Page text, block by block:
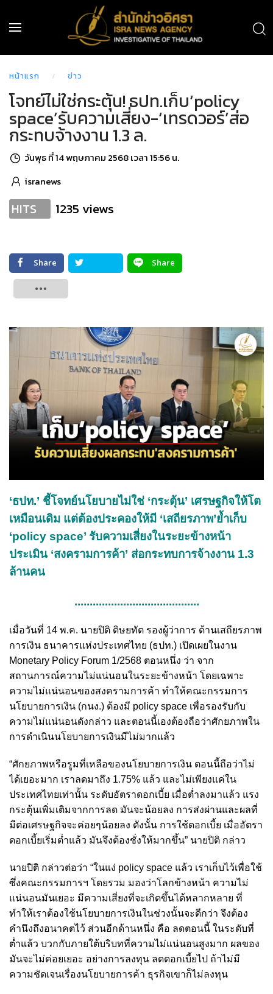
หน้าแรก ข่าว
โจทย์ไม่ใช่กระตุ้น! ธปท.เก็บ‘policy
space’รับความเสี่ยง-‘เทรดวอร์’ส่อ
กระทบจ้างงาน 1.3 ล.
วันพุธ ที่ 14 พฤษภาคม 2568 เวลา 15:56 น.
isranews
HITS 1235 views
Share
Share
‘ธปท.’ ชี้โจทย์นโยบายไม่ใช่ ‘กระตุ้น’ เศรษฐกิจให้โต
เหมือนเดิม แต่ต้องประคองให้มี ‘เสถียรภาพ’ย้ำเก็บ
‘policy space’ รับความเสี่ยงในระยะข้างหน้า
ประเมิน ‘สงครามการค้า’ ส่อกระทบการจ้างงาน 1.3
ล้านคน
.........................................
เมื่อวันที่ 14 พ.ค. นายปิติ ดิษยทัต รองผู้ว่าการ ด้านเสถียรภาพ
การเงิน ธนาคารแห่งประเทศไทย (ธปท.) เปิดเผยในงาน
Monetary Policy Forum 1/2568 ตอนหนึ่ง ว่า จาก
สถานการณ์ความไม่แน่นอนในระยะข้างหน้า โดยเฉพาะ
ความไม่แน่นอนของสงครามการค้า ทำให้คณะกรรมการ
นโยบายการเงิน (กนง.) ต้องมี policy space เพื่อรองรับกับ
ความไม่แน่นอนดังกล่าว และตอนนี้เองต้องถือว่าศักยภาพใน
การดำเนินนโยบายการเงินมีไม่มากแล้ว
“ศักยภาพหรือรูมที่เหลือของนโยบายการเงิน ตอนนี้ถือว่าไม่
ได้เยอะมาก เราลดมาถึง 1.75% แล้ว และไม่เพียงแค่ใน
ประเทศไทยเท่านั้น ระดับอัตราดอกเบี้ย เมื่อต่ำลงมาแล้ว แรง
กระตุ้นเพิ่มเติมจากการลด มันจะน้อยลง การส่งผ่านและผลที่
มีต่อเศรษฐกิจจะค่อยๆน้อยลง ดังนั้น การใช้ดอกเบี้ย เมื่ออัตรา
ดอกเบี้ยเริ่มต่ำแล้ว มันจึงต้องชั่งให้มากขึ้น” นายปิติ กล่าว
นายปิติ กล่าวต่อว่า “ในแง่ policy space แล้ว เราเก็บไว้เพื่อใช้
ซึ่งคณะกรรมการฯ โดยรวม มองว่าโลกข้างหน้า ความไม่
แน่นอนมันเยอะ มีความเสี่ยงที่จะเกิดขึ้นได้หลากหลาย ที่
ทำให้เราต้องใช้นโยบายการเงินในช่วงนั้นจะดีกว่า จึงต้อง
คำนึงถึงอนาคตไว้ ส่วนอีกด้านหนึ่ง คือ ลดตอนนี้ ในระดับที่
ต่ำแล้ว บวกกับภายใต้บริบทที่ความไม่แน่นอนสูงมาก ผลของ
มันจะไม่ค่อยเยอะ อย่างการลงทุน ลดดอกเบี้ยไป ถ้าไม่มี
ความชัดเจนเรื่องนโยบายการค้า ธุรกิจเขาก็ไม่ลงทุน